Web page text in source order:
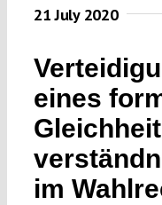
Verfassungs
21 July 2020
eines
im